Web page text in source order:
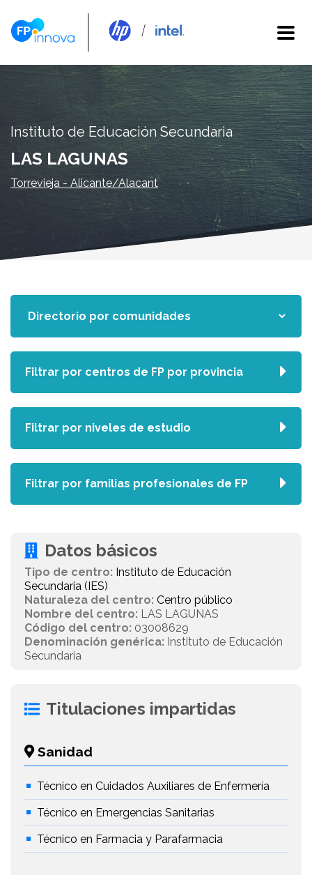
Instituto de Educación Secundaria
LAS LAGUNAS
Torrevieja - Alicante/Alacant
Datos básicos
Tipo de centro: Instituto de Educación
Secundaria (IES)
Naturaleza del centro: Centro público
Nombre del centro: LAS LAGUNAS
Código del centro: 03008629
Denominación genérica: Instituto de Educación
Secundaria
Titulaciones impartidas
Sanidad
Técnico en Cuidados Auxiliares de Enfermería
Técnico en Emergencias Sanitarias
Técnico en Farmacia y Parafarmacia
Filtrar por centros de FP por provincia
Filtrar por niveles de estudio
Filtrar por familias profesionales de FP